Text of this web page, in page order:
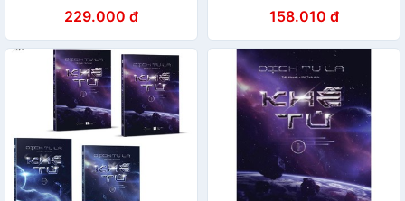
229.000 đ 158.010 đ